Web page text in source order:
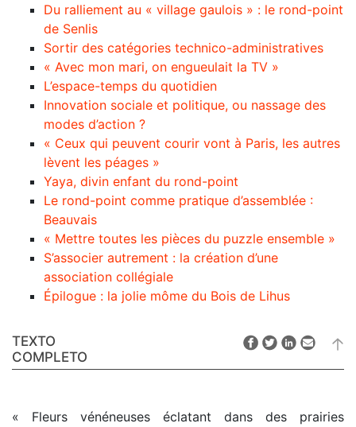
Du ralliement au « village gaulois » : le rond-point
de Senlis
Sortir des catégories technico-administratives
« Avec mon mari, on engueulait la TV »
L’espace-temps du quotidien
Innovation sociale et politique, ou nassage des
modes d’action ?
« Ceux qui peuvent courir vont à Paris, les autres
lèvent les péages »
Yaya, divin enfant du rond-point
Le rond-point comme pratique d’assemblée :
Beauvais
« Mettre toutes les pièces du puzzle ensemble »
S’associer autrement : la création d’une
association collégiale
Épilogue : la jolie môme du Bois de Lihus
TEXTO
COMPLETO
« Fleurs vénéneuses éclatant dans des prairies